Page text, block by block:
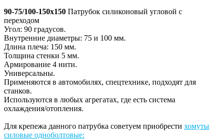
90-75/100-150x150 Патрубок силиконовый угловой с
переходом
Угол: 90 градусов.
Внутренние диаметры: 75 и 100 мм.
Длина плеча: 150 мм.
Толщина стенки 5 мм.
Армирование 4 нити.
Универсальны.
Применяются в автомобилях, спецтехнике, подходят для
станков.
Используются в любых агрегатах, где есть система
охлаждения/отопления.
Для крепежа данного патрубка советуем приобрести хомуты
силовые одноболтовые: